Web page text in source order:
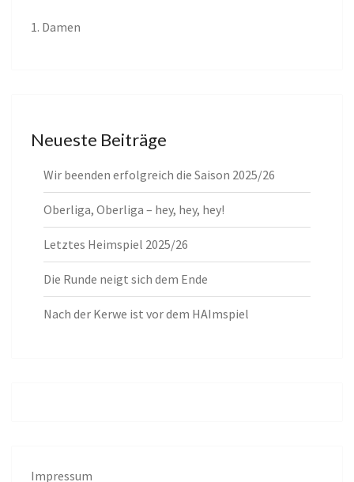
1. Damen
Neueste Beiträge
Wir beenden erfolgreich die Saison 2025/26
Oberliga, Oberliga – hey, hey, hey!
Letztes Heimspiel 2025/26
Die Runde neigt sich dem Ende
Nach der Kerwe ist vor dem HAImspiel
Impressum